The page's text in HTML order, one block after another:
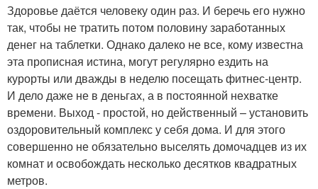
Здоровье даётся человеку один раз. И беречь его нужно
так, чтобы не тратить потом половину заработанных
денег на таблетки. Однако далеко не все, кому известна
эта прописная истина, могут регулярно ездить на
курорты или дважды в неделю посещать фитнес-центр.
И дело даже не в деньгах, а в постоянной нехватке
времени. Выход - простой, но действенный – установить
оздоровительный комплекс у себя дома. И для этого
совершенно не обязательно выселять домочадцев из их
комнат и освобождать несколько десятков квадратных
метров.